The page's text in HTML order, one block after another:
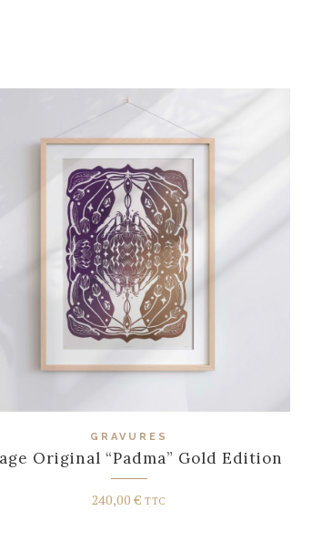
GRAVURES
Original “Padma” Gold Edition
240,00€ TTC